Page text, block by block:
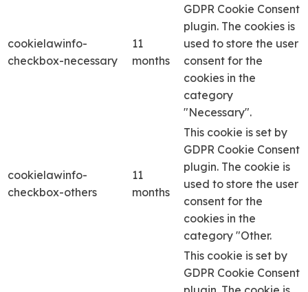
cookielawinfo-
checkbox-necessary
11
months
GDPR Cookie Consent
plugin. The cookies is
used to store the user
consent for the
cookies in the
category
"Necessary".
cookielawinfo-
checkbox-others
11
months
This cookie is set by
GDPR Cookie Consent
plugin. The cookie is
used to store the user
consent for the
cookies in the
category "Other.
This cookie is set by
GDPR Cookie Consent